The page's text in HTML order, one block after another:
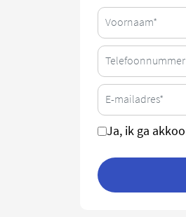
Ja, ik ga